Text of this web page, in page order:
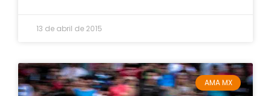
13 de abril de 2015
AMA MX